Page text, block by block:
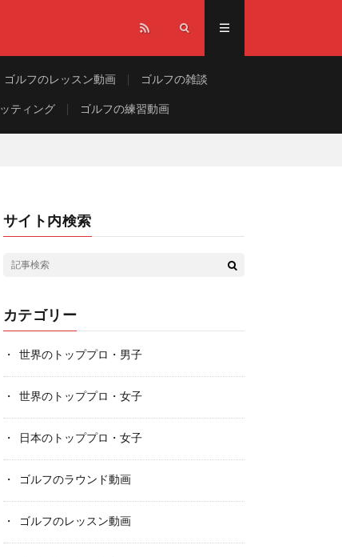
ゴルフのレッスン動画 ゴルフの雑談
ティング ゴルフの練習動画
サイト内検索
カテゴリー
世界のトッププロ・男子
世界のトッププロ・女子
日本のトッププロ・女子
ゴルフのラウンド動画
ゴルフのレッスン動画